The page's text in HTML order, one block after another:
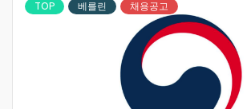
TOP 베를린 채용공고